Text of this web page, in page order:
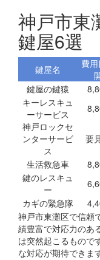
神戸市東
鍵屋6選
鍵屋名
費
鍵屋の鍵猿
キーレスキュ
ーサービス
神戸ロックセ
ンターサービ
ス
要
生活救急車
鍵のレスキュ
ー
カギの緊急隊
神戸市東灘区で信頼
績豊富で対応力のあ
は突然起こるもので
な対応が期待できま